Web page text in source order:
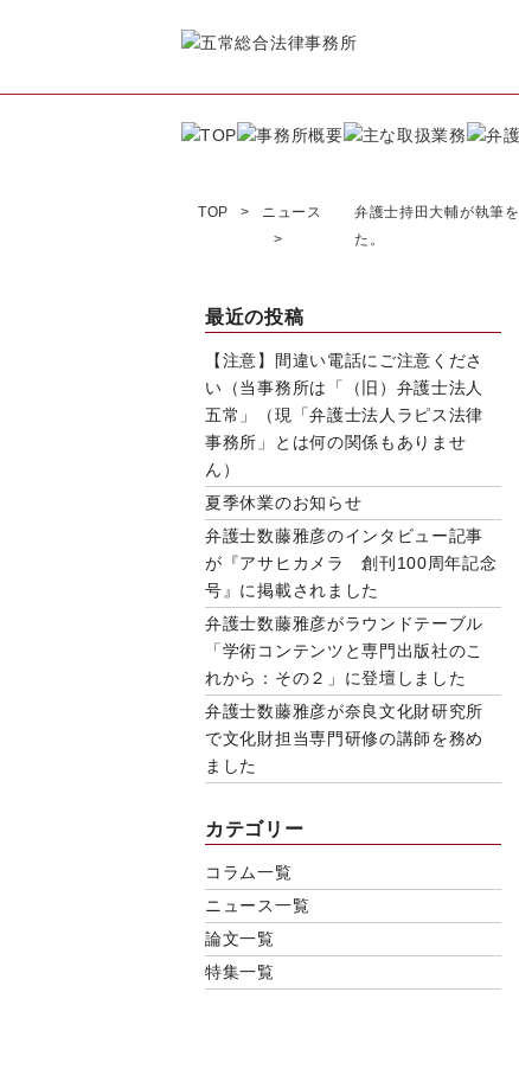
TOP ニュース
弁護士持田大輔が執筆
た。
最近の投稿
【注意】間違い電話にご注意くださ
い（当事務所は「（旧）弁護士法人
五常」（現「弁護士法人ラピス法律
事務所」とは何の関係もありませ
ん）
夏季休業のお知らせ
弁護士数藤雅彦のインタビュー記事
が『アサヒカメラ 創刊100周年記念
号』に掲載されました
弁護士数藤雅彦がラウンドテーブル
「学術コンテンツと専門出版社のこ
れから：その２」に登壇しました
弁護士数藤雅彦が奈良文化財研究所
で文化財担当専門研修の講師を務め
ました
カテゴリー
コラム一覧
ニュース一覧
論文一覧
特集一覧